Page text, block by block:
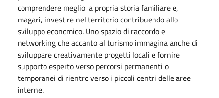
comprendere meglio la propria storia familiare e,
magari, investire nel territorio contribuendo allo
sviluppo economico. Uno spazio di raccordo e
networking che accanto al turismo immagina anche di
sviluppare creativamente progetti locali e fornire
supporto esperto verso percorsi permanenti o
temporanei di rientro verso i piccoli centri delle aree
interne.